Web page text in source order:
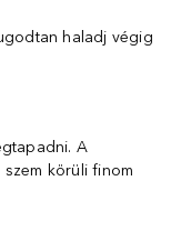
haladj végig
A
körüli finom